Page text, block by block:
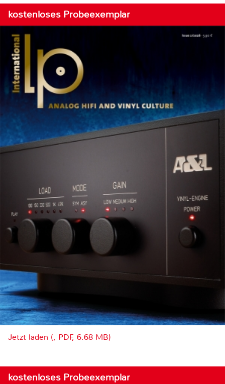
kostenloses Probeexemplar
Jetzt laden (, PDF, 6.68 MB)
kostenloses Probeexemplar